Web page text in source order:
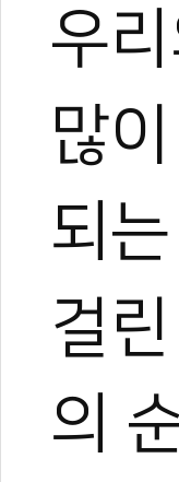
우
많
되
걸
의